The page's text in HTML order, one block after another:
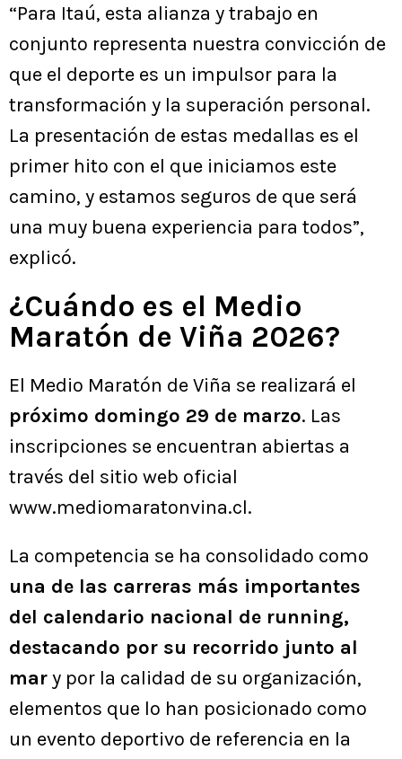
“Para Itaú, esta alianza y trabajo en
conjunto representa nuestra convicción de
que el deporte es un impulsor para la
transformación y la superación personal.
La presentación de estas medallas es el
primer hito con el que iniciamos este
camino, y estamos seguros de que será
una muy buena experiencia para todos”,
explicó.
¿Cuándo es el Medio
Maratón de Viña 2026?
El Medio Maratón de Viña se realizará el
próximo domingo 29 de marzo. Las
inscripciones se encuentran abiertas a
través del sitio web oficial
www.mediomaratonvina.cl.
La competencia se ha consolidado como
una de las carreras más importantes
del calendario nacional de running,
destacando por su recorrido junto al
mary por la calidad de su organización,
elementos que lo han posicionado como
un evento deportivo de referencia en la